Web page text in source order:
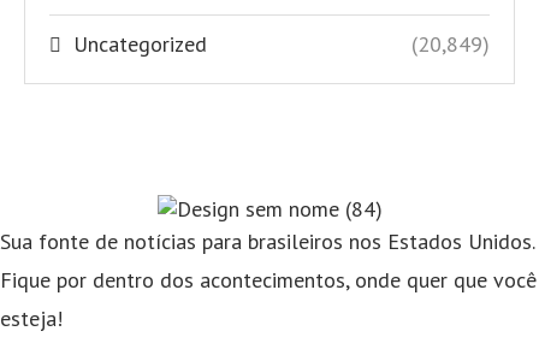
Uncategorized (20,849)
Sua fonte de notícias para brasileiros nos Estados Unidos.
Fique por dentro dos acontecimentos, onde quer que você
esteja!